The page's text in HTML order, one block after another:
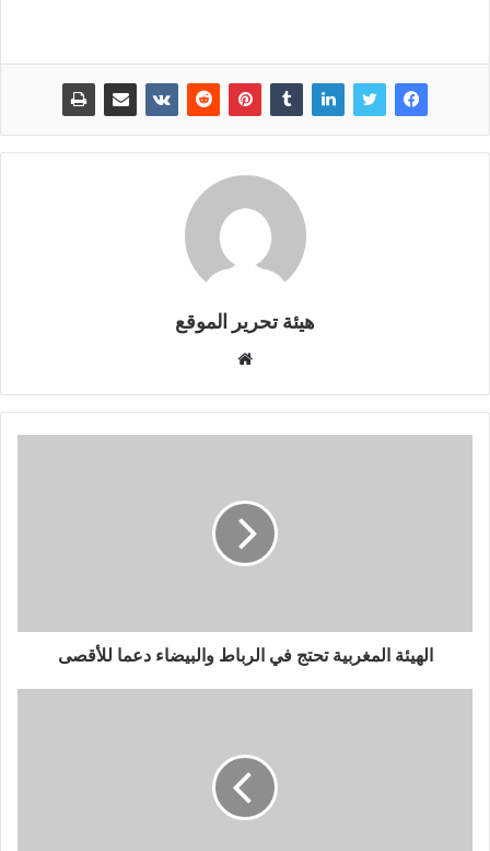
هيئة تحرير الموقع
الهيئة المغربية تحتج في الرباط والبيضاء دعما للأقصى